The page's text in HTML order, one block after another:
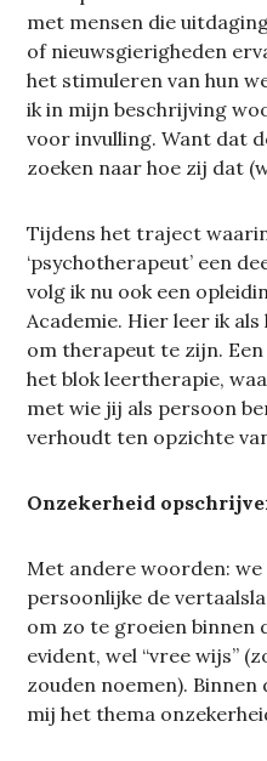
met mensen die
of nieuwsgierigheden
het stimuleren van hun
ik in mijn beschrijving
voor invulling. Want dat
zoeken naar hoe zij dat
Tijdens het traject
‘psychotherapeut’ een
volg ik nu ook een
Academie. Hier leer ik
om therapeut te zijn.
het blok leertherapie,
met wie jij als persoon
verhoudt ten opzichte
Onzekerheid
Met andere woorden:
persoonlijke de
om zo te groeien binnen
evident, wel “vree wijs”
zouden noemen).
mij het thema